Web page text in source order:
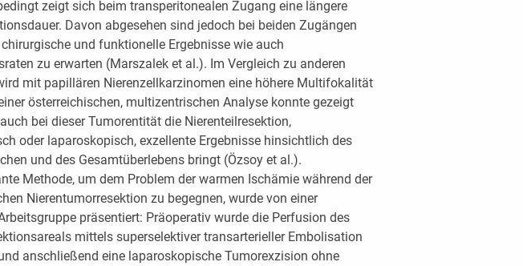
zeigt sich beim transperitonealen Zugang eine längere
Davon abgesehen sind jedoch bei beiden Zugängen
und funktionelle Ergebnisse wie auch
zu erwarten (Marszalek et al.). Im Vergleich zu anderen
mit papillären Nierenzellkarzinomen eine höhere Multifokalität
österreichischen, multizentrischen Analyse konnte gezeigt
bei dieser Tumorentität die Nierenteilresektion,
oder laparoskopisch, exzellente Ergebnisse hinsichtlich des
und des Gesamtüberlebens bringt (Özsoy et al.).
Methode, um dem Problem der warmen Ischämie während der
Nierentumorresektion zu begegnen, wurde von einer
präsentiert: Präoperativ wurde die Perfusion des
mittels superselektiver transarterieller Embolisation
anschließend eine laparoskopische Tumorexzision ohne